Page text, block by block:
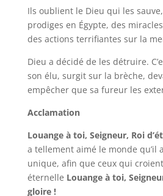
Ils oublient le Dieu qui les
prodiges en Égypte, des
des actions terrifiantes sur la
Dieu a décidé de les détruire.
son élu, surgit sur la brèche,
empêcher que sa fureur les
Acclamation
Louange à toi, Seigneur, Roi
a tellement aimé le monde qu’il
unique, afin que ceux qui
éternelle Louange à toi,
gloire !